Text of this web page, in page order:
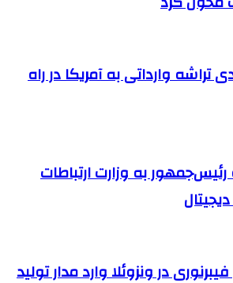
درصدی تراشه وارداتی به آمریکا در راه
به وزارت ارتباطات
فیبرنوری در ونزوئلا وارد مدار تولید